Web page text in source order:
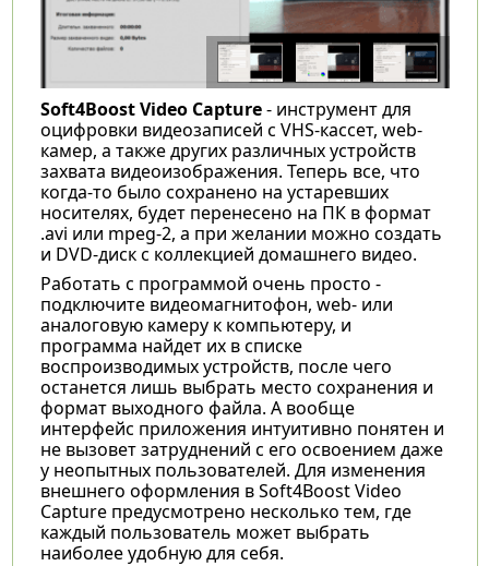
Soft4Boost Video Capture- инструмент для
оцифровки видеозаписей с VHS-кассет, web-
камер, а также других различных устройств
захвата видеоизображения. Теперь все, что
когда-то было сохранено на устаревших
носителях, будет перенесено на ПК в формат
.avi или mpeg-2, а при желании можно создать
и DVD-диск с коллекцией домашнего видео.
Работать с программой очень просто -
подключите видеомагнитофон, web- или
аналоговую камеру к компьютеру, и
программа найдет их в списке
воспроизводимых устройств, после чего
останется лишь выбрать место сохранения и
формат выходного файла. А вообще
интерфейс приложения интуитивно понятен и
не вызовет затруднений с его освоением даже
у неопытных пользователей. Для изменения
внешнего оформления в Soft4Boost Video
Capture предусмотрено несколько тем, где
каждый пользователь может выбрать
наиболее удобную для себя.